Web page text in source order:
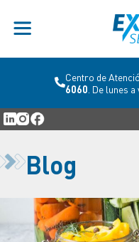
Centro de
6060 . De lunes
Blog